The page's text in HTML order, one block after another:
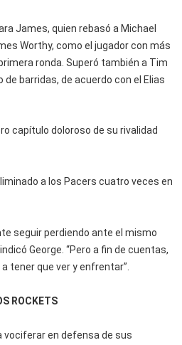
James, quien rebasó a Michael
Worthy, como el jugador con más
ronda. Superó también a Tim
de barridas, de acuerdo con el Elias
capítulo doloroso de su rivalidad
a los Pacers cuatro veces en
seguir perdiendo ante el mismo
George. “Pero a fin de cuentas,
tener que ver y enfrentar”.
ROCKETS
vociferar en defensa de sus